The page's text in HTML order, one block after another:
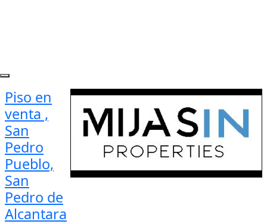
Piso en
venta ,
San
Pedro
Pueblo,
San
Pedro de
Alcantara